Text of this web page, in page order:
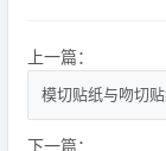
上一篇：
模切贴纸与吻切
下一篇：